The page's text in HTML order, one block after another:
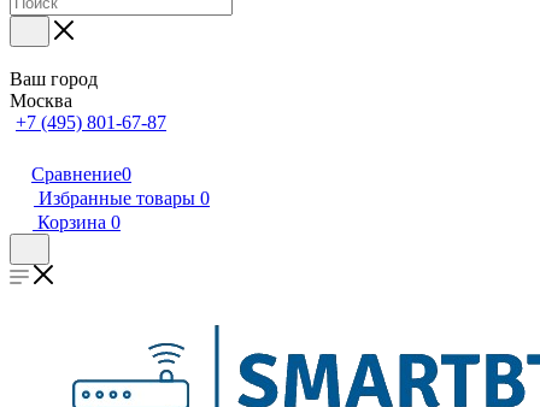
Ваш город
Москва
+7 (495) 801-67-87
Сравнение0
Избранные товары 0
Корзина 0